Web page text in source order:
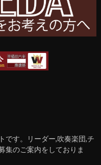
です。リーダー,吹奏楽団,チ
集のご案内をしておりま